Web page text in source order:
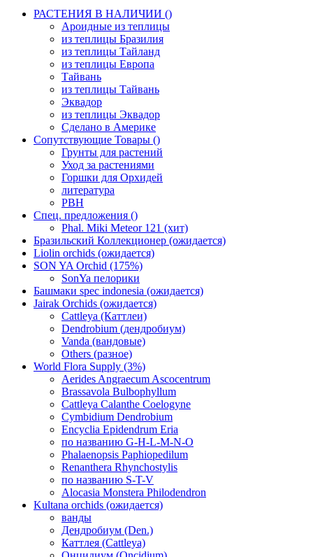
РАСТЕНИЯ В НАЛИЧИИ ()
Ароидные из теплицы
из теплицы Бразилия
из теплицы Тайланд
из теплицы Европа
Тайвань
из теплицы Тайвань
Эквадор
из теплицы Эквадор
Сделано в Америке
Сопутствующие Товары ()
Грунты для растений
Уход за растениями
Горшки для Орхидей
литература
РВН
Спец. предложения ()
Phal. Miki Meteor 121 (хит)
Бразильский Коллекционер (ожидается)
Liolin orchids (ожидается)
SON YA Orchid (175%)
SonYa пелорики
Башмаки spec indonesia (ожидается)
Jairak Orchids (ожидается)
Cattleya (Каттлеи)
Dendrobium (дендробиум)
Vanda (вандовые)
Others (разное)
World Flora Supply (3%)
Aerides Angraecum Ascocentrum
Brassavola Bulbophyllum
Cattleya Calanthe Coelogyne
Cymbidium Dendrobium
Encyclia Epidendrum Eria
по названию G-H-L-M-N-O
Phalaenopsis Paphiopedilum
Renanthera Rhynchostylis
по названию S-T-V
Alocasia Monstera Philodendron
Kultana orchids (ожидается)
ванды
Дендробиум (Den.)
Каттлея (Cattleya)